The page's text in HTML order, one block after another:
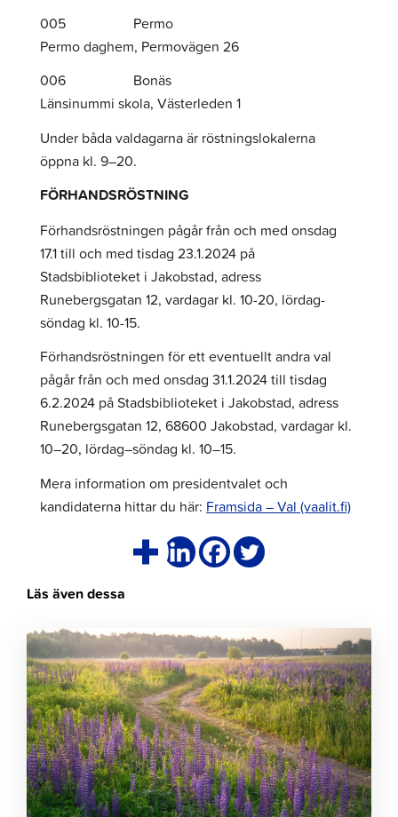
005 Permo
Permo daghem, Permovägen 26
006 Bonäs
Länsinummi skola, Västerleden 1
Under båda valdagarna är röstningslokalerna
öppna kl. 9–20.
FÖRHANDSRÖSTNING
Förhandsröstningen pågår från och med onsdag
17.1 till och med tisdag 23.1.2024 på
Stadsbiblioteket i Jakobstad, adress
Runebergsgatan 12, vardagar kl. 10-20, lördag-
söndag kl. 10-15.
Förhandsröstningen för ett eventuellt andra val
pågår från och med onsdag 31.1.2024 till tisdag
6.2.2024 på Stadsbiblioteket i Jakobstad, adress
Runebergsgatan 12, 68600 Jakobstad, vardagar kl.
10–20, lördag–söndag kl. 10–15.
Mera information om presidentvalet och
kandidaterna hittar du här: Framsida – Val (vaalit.fi)
Läs även dessa
Klicka
för
att
läsa
artikeln